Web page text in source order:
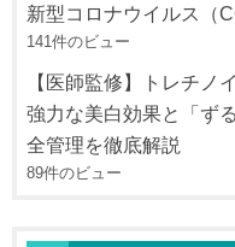
新型コロナウイルス（
141件のビュー
【医師監修】トレチノ
強力な美白効果と「ず
全管理を徹底解説
89件のビュー